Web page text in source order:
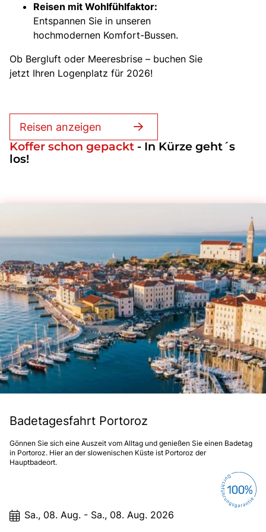
Reisen mit Wohlfühlfaktor:
Entspannen Sie in unseren
hochmodernen Komfort-Bussen.
Ob Bergluft oder Meeresbrise – buchen Sie
jetzt Ihren Logenplatz für 2026!
Reisen anzeigen
Koffer schon gepackt - In Kürze geht´s
los!
Badetagesfahrt Portoroz
Gönnen Sie sich eine Auszeit vom Alltag und genießen Sie einen Badetag
in Portoroz. Hier an der slowenischen Küste ist Portoroz der
Hauptbadeort.
Sa., 08. Aug. - Sa., 08. Aug. 2026